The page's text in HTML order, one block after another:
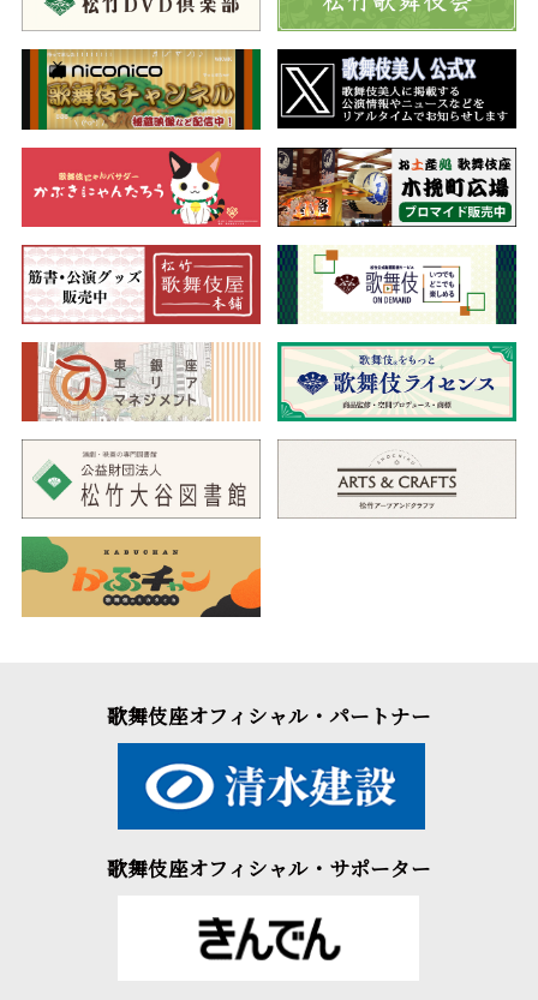
歌舞伎座オフィシャル・パートナー
歌舞伎座オフィシャル・サポーター